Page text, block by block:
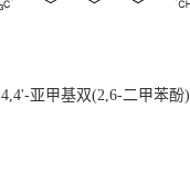
4,4'-亚甲基双(2,6-二甲苯酚)